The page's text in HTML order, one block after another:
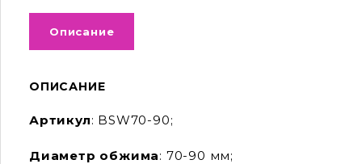
Описание
ОПИСАНИЕ
Артикул: BSW70-90;
Диаметр обжима: 70-90 мм;